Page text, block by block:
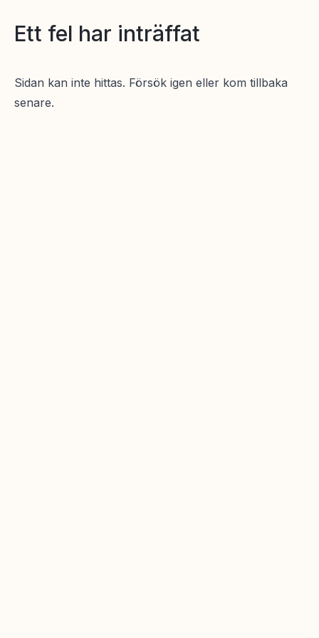
Ett fel har inträffat
Sidan kan inte hittas. Försök igen eller kom tillbaka
senare.